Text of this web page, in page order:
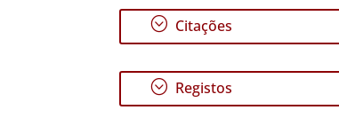
; Citações
; Registos